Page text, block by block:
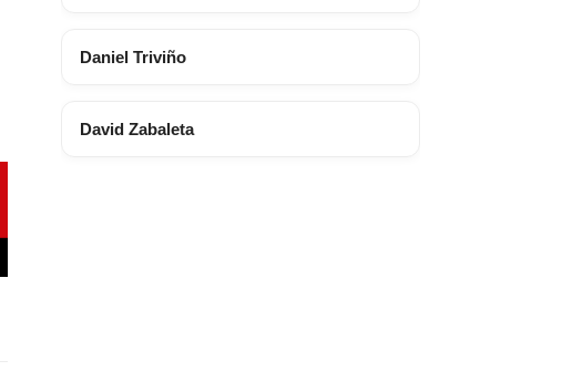
Daniel Triviño
David Zabaleta